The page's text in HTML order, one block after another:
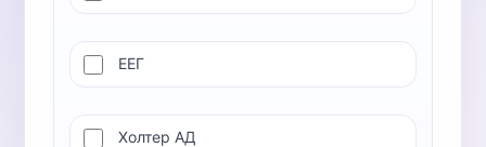
ЕЕГ
Холтер АД